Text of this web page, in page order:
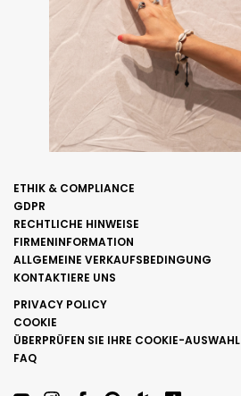
ETHIK & COMPLIANCE
GDPR
RECHTLICHE HINWEISE
FIRMENINFORMATION
ALLGEMEINE VERKAUFSBEDINGUNG
KONTAKTIERE UNS
PRIVACY POLICY
COOKIE
ÜBERPRÜFEN SIE IHRE COOKIE-AUSWAHL
FAQ